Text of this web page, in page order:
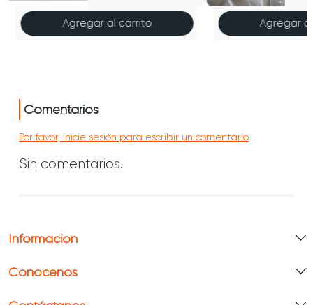
Agregar al carrito Agregar
Comentarios
Por favor, inicie sesión para escribir un comentario
Sin comentarios.
Información
Conócenos